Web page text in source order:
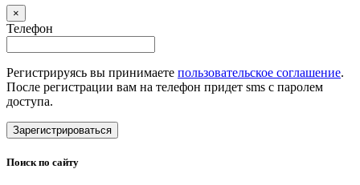
×
Телефон
Регистрируясь вы принимаете пользовательское соглашение.
После регистрации вам на телефон придет sms с паролем
доступа.
Зарегистрироваться
Поиск по сайту